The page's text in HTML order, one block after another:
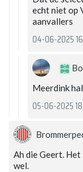
echt niet op
aanvallers
04-06-2025
Meerdink
05-06-2025
Ah die Geert. Het
wel.